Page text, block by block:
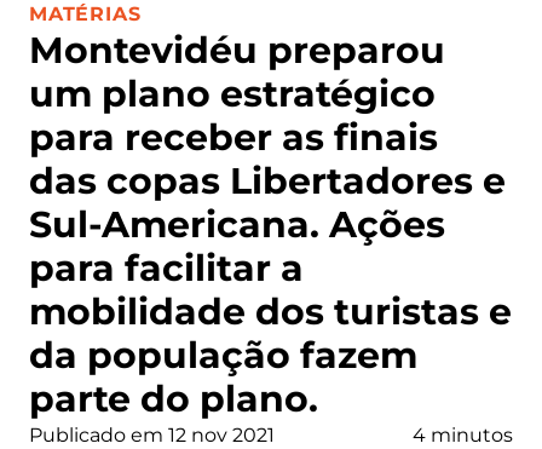
Montevidéu preparou
um plano estratégico
para receber as finais
das copas Libertadores e
Sul-Americana. Ações
para facilitar a
mobilidade dos turistas e
da população fazem
parte do plano.
CATEGORIA:
MATÉRIAS
Publicado em 12 nov 2021 4 minutos